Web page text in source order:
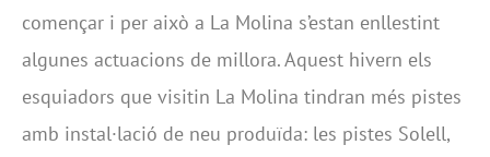
començar i per això a La Molina s’estan enllestint
algunes actuacions de millora. Aquest hivern els
esquiadors que visitin La Molina tindran més pistes
amb instal·lació de neu produïda: les pistes Solell,